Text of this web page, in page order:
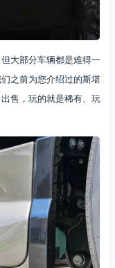
大部分车辆都是难得一
之前为您介绍过的斯堪
售，玩的就是稀有、玩